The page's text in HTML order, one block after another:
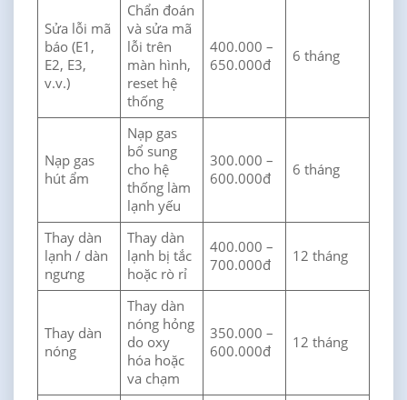
Sửa lỗi mã
báo (E1,
E2, E3,
v.v.)
Chẩn đoán
và sửa mã
lỗi trên
màn hình,
reset hệ
thống
400.000 –
650.000đ
6 tháng
Nạp gas
hút ẩm
Nạp gas
bổ sung
cho hệ
thống làm
lạnh yếu
300.000 –
600.000đ
6 tháng
Thay dàn
lạnh / dàn
ngưng
Thay dàn
lạnh bị tắc
hoặc rò rỉ
400.000 –
700.000đ
12 tháng
Thay dàn
nóng
Thay dàn
nóng hỏng
do oxy
hóa hoặc
va chạm
350.000 –
600.000đ
12 tháng